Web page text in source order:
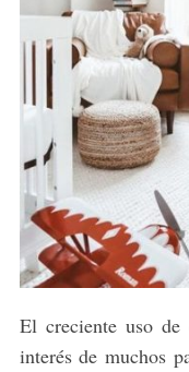
El creciente uso
interés de muchos